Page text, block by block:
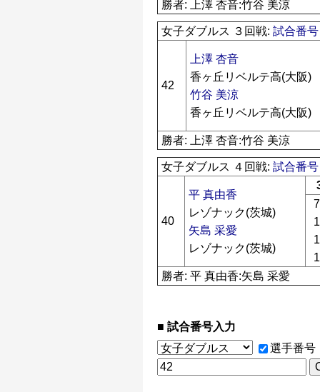
勝者: 上澤 杏音:竹谷 美涼
女子ダブルス ３回戦:試合番
42
上澤 杏音
香ヶ丘リベルテ高(大阪)
竹谷 美涼
香ヶ丘リベルテ高(大阪)
勝者: 上澤 杏音:竹谷 美涼
女子ダブルス ４回戦:試合番
40
平 真由香
レゾナック(茨城)
矢島 采愛
レゾナック(茨城)
勝者: 平 真由香:矢島 采愛
試合番号入力
選手番号